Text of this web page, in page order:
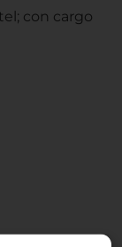
con cargo